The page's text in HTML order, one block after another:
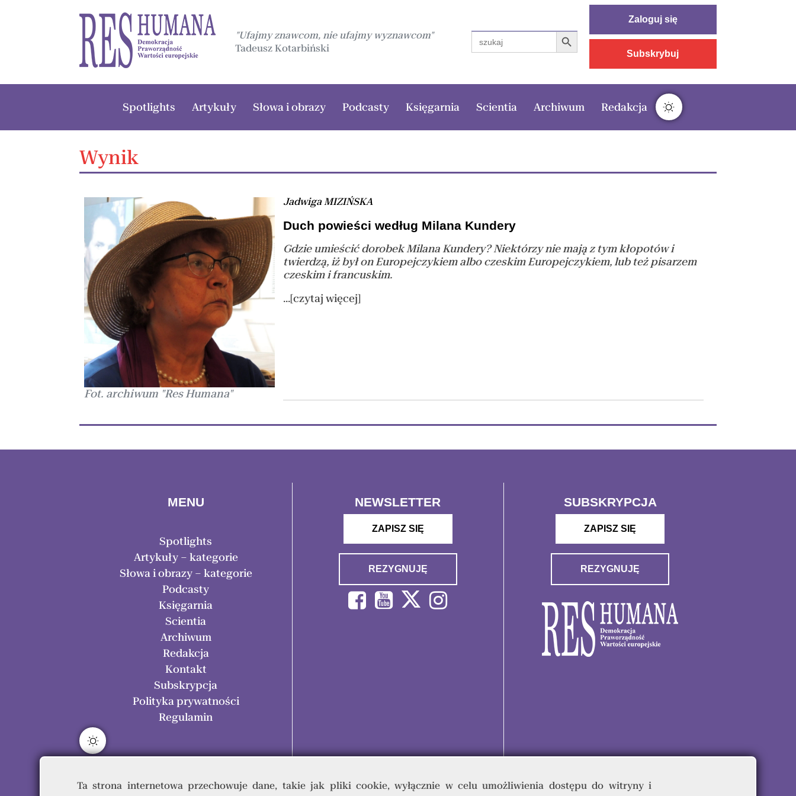
"Ufajmy znawcom, nie ufajmy wyznawcom"
Tadeusz Kotarbiński
Search
for:
Search Button
Zaloguj się
Subskrybuj
Spotlights Artykuły Słowa i obrazy Podcasty Księgarnia Scientia Archiwum Redakcja
Wynik
Fot. archiwum "Res Humana"
Jadwiga MIZIŃSKA
Duch powieści według Milana Kundery
Gdzie umieścić dorobek Milana Kundery? Niektórzy nie mają z tym kłopotów i
twierdzą, iż był on Europejczykiem albo czeskim Europejczykiem, lub też pisarzem
czeskim i francuskim.
...[czytaj więcej]
MENU
Spotlights
Artykuły – kategorie
Słowa i obrazy – kategorie
Podcasty
Księgarnia
Scientia
Archiwum
Redakcja
Kontakt
Subskrypcja
Polityka prywatności
Regulamin
NEWSLETTER
ZAPISZ SIĘ
REZYGNUJĘ
SUBSKRYPCJA
ZAPISZ SIĘ
REZYGNUJĘ
Ta strona internetowa przechowuje dane, takie jak pliki cookie, wyłącznie w celu umożliwienia dostępu do witryny i